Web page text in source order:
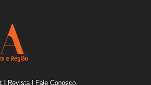
| Revista | Fale Conosco